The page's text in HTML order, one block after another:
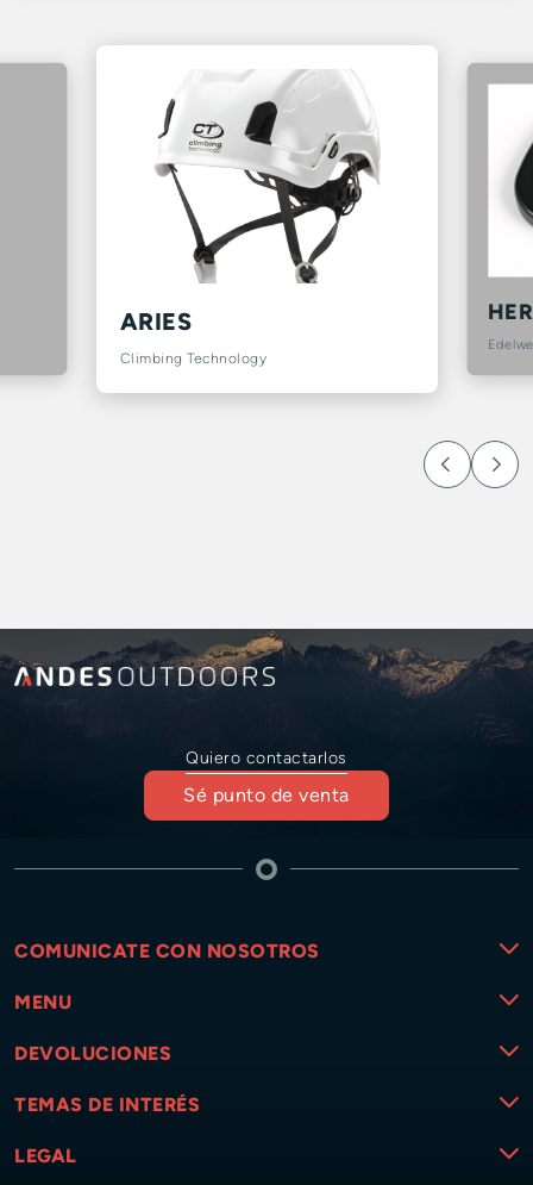
ARIES
Climbing Technology
Quiero contactarlos
Sé punto de venta
COMUNICATE CON NOSOTROS
MENU
DEVOLUCIONES
TEMAS DE INTERÉS
LEGAL